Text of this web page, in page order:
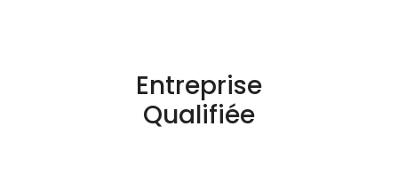
Entreprise
Qualifiée